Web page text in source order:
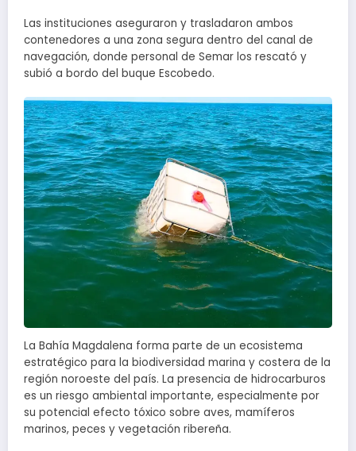
Las instituciones aseguraron y trasladaron ambos
contenedores a una zona segura dentro del canal de
navegación, donde personal de Semar los rescató y
subió a bordo del buque Escobedo.
La Bahía Magdalena forma parte de un ecosistema
estratégico para la biodiversidad marina y costera de la
región noroeste del país. La presencia de hidrocarburos
es un riesgo ambiental importante, especialmente por
su potencial efecto tóxico sobre aves, mamíferos
marinos, peces y vegetación ribereña.